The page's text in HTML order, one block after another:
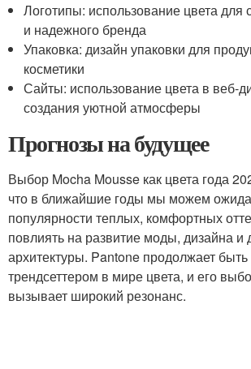
Логотипы: использование цвета для
и надежного бренда
Упаковка: дизайн упаковки для
косметики
Сайты: использование цвета в веб-
создания уютной атмосферы
Прогнозы на будущее
Выбор Mocha Mousse как цвета года
что в ближайшие годы мы можем
популярности теплых, комфортных
повлиять на развитие моды, дизайна и
архитектуры. Pantone продолжает
трендсеттером в мире цвета, и его
вызывает широкий резонанс.